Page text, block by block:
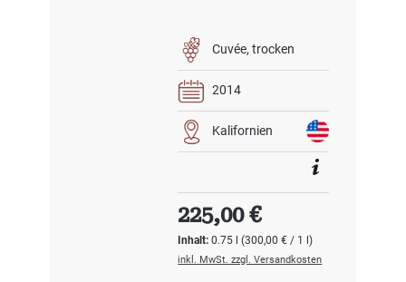
Cuvée trocken
2014
Kalifornien
Inhalt:0.75 l(300,00 € / 1 l)
Regulärer Preis:
225,00 €
inkl. MwSt. zzgl. Versandkosten